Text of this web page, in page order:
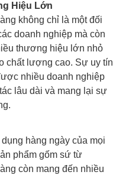
Hiệu Lớn
không chỉ là một đối
doanh nghiệp mà còn
thương hiệu lớn nhỏ
chất lượng cao. Sự uy tín
nhiều doanh nghiệp
lâu dài và mang lại sự
hàng ngày của mọi
phẩm gốm sứ từ
còn mang đến nhiều